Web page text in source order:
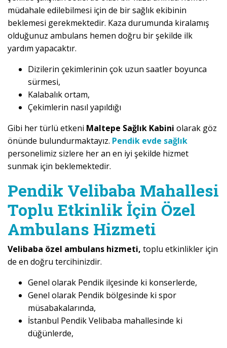
müdahale edilebilmesi için de bir sağlık ekibinin
beklemesi gerekmektedir. Kaza durumunda kiralamış
olduğunuz ambulans hemen doğru bir şekilde ilk
yardım yapacaktır.
Dizilerin çekimlerinin çok uzun saatler boyunca
sürmesi,
Kalabalık ortam,
Çekimlerin nasıl yapıldığı
Gibi her türlü etkeni Maltepe Sağlık Kabini olarak göz
önünde bulundurmaktayız. Pendik evde sağlık
personelimiz sizlere her an en iyi şekilde hizmet
sunmak için beklemektedir.
Pendik Velibaba Mahallesi
Toplu Etkinlik İçin Özel
Ambulans Hizmeti
Velibaba özel ambulans hizmeti, toplu etkinlikler için
de en doğru tercihinizdir.
Genel olarak Pendik ilçesinde ki konserlerde,
Genel olarak Pendik bölgesinde ki spor
müsabakalarında,
İstanbul Pendik Velibaba mahallesinde ki
düğünlerde,